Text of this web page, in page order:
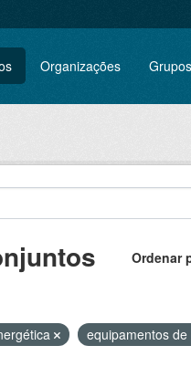
Organizações Grupos
Ordenar
equipamentos de